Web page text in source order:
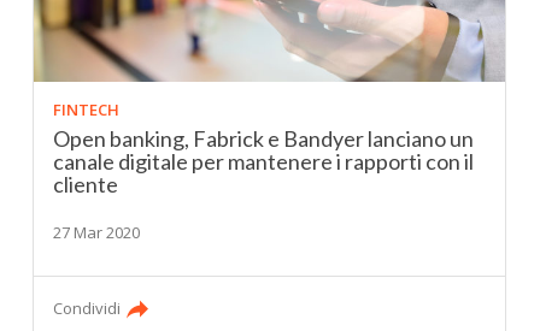
FINTECH
Open banking, Fabrick e Bandyer lanciano un
canale digitale per mantenere i rapporti con il
cliente
27 Mar 2020
Condividi